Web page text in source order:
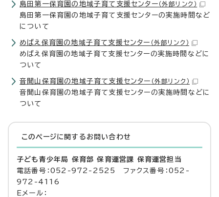
島田第一保育園の地域子育て支援センター （外部リンク）
島田第一保育園の地域子育て支援センターの実施時間など
について
めばえ保育園の地域子育て支援センター （外部リンク）
めばえ保育園の地域子育て支援センターの実施時間などに
ついて
音聞山保育園の地域子育て支援センター （外部リンク）
音聞山保育園の地域子育て支援センターの実施時間などに
ついて
このページに関する お問い合わせ
子ども青少年局 保育部 保育運営課 保育運営担当
電話番号：052-972-2525 ファクス番号：052-
972-4116
Eメール：